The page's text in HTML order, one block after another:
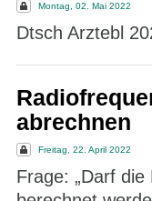
Montag, 02. Mai 2022
Dtsch Arztebl
abrechnen
Freitag, 22. April 2022
Frage: „Darf